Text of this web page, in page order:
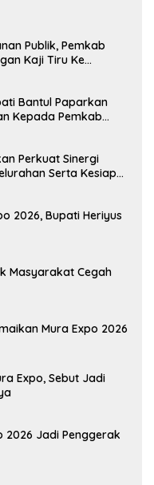
Publik, Pemkab
Kaji Tiru Ke
Bantul Paparkan
Kepada Pemkab
Perkuat Sinergi
Serta Kesiapan
2026, Bupati Heriyus
Masyarakat Cegah
Mura Expo 2026
Expo, Sebut Jadi
2026 Jadi Penggerak